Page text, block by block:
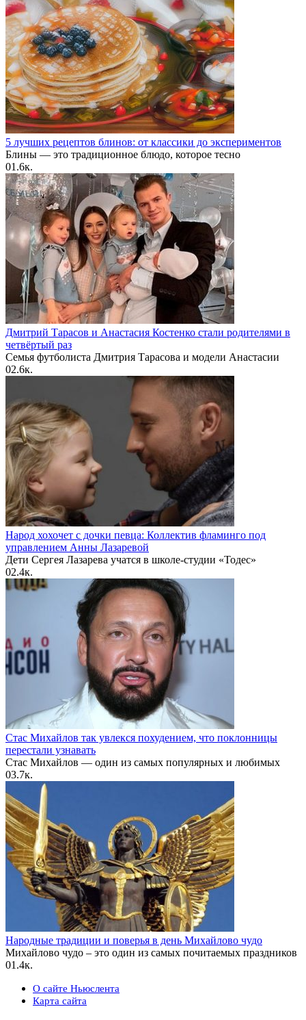
5 лучших рецептов блинов: от классики до экспериментов
Блины — это традиционное блюдо, которое тесно
01.6к.
Дмитрий Тарасов и Анастасия Костенко стали родителями в
четвёртый раз
Семья футболиста Дмитрия Тарасова и модели Анастасии
02.6к.
Народ хохочет с дочки певца: Коллектив фламинго под
управлением Анны Лазаревой
Дети Сергея Лазарева учатся в школе-студии «Тодес»
02.4к.
Стас Михайлов так увлекся похудением, что поклонницы
перестали узнавать
Стас Михайлов — один из самых популярных и любимых
03.7к.
Народные традиции и поверья в день Михайлово чудо
Михайлово чудо – это один из самых почитаемых праздников
01.4к.
О сайте Ньюслента
Карта сайта